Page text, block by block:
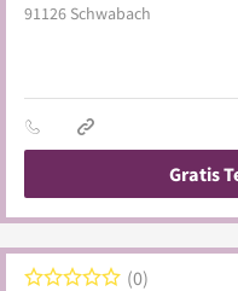
91126 Schwabach
Gratis
0